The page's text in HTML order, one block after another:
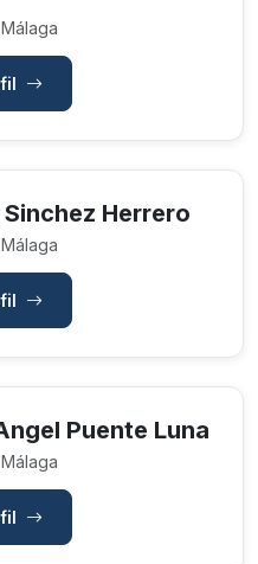
Herrero
Puente Luna